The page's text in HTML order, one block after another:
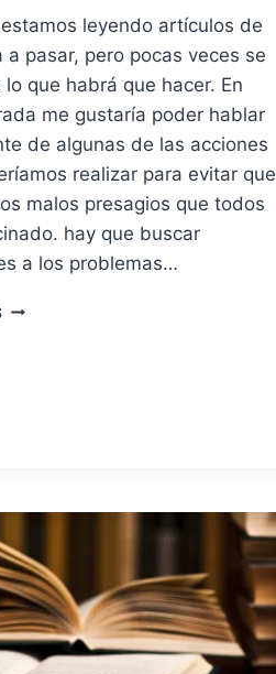
leyendo artículos de
a pasar, pero pocas veces se
que habrá que hacer. En
me gustaría poder hablar
de algunas de las acciones
realizar para evitar que
malos presagios que todos
hay que buscar
a los problemas…
¿Y